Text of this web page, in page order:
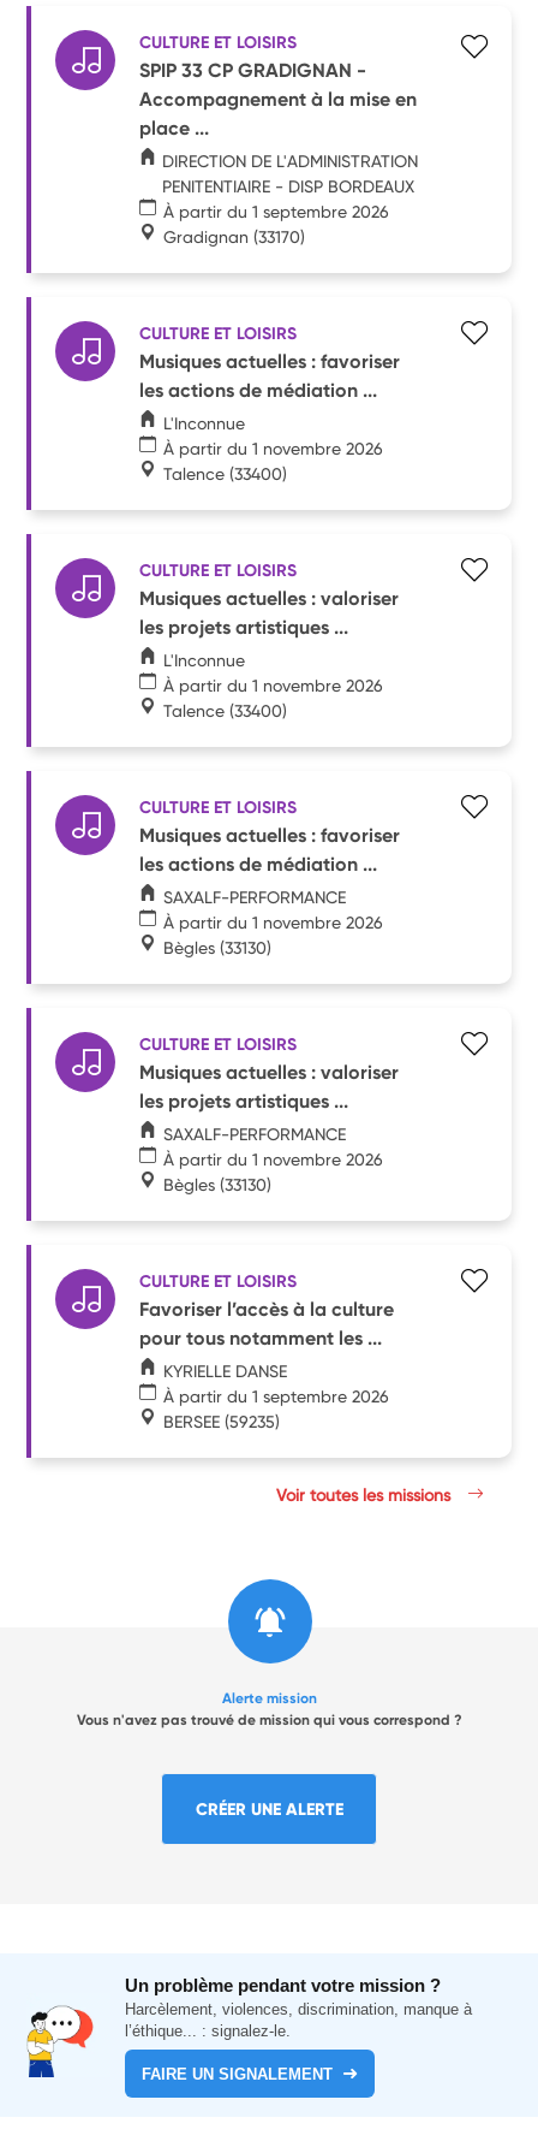
CULTURE ET LOISIRS
SPIP 33 CP GRADIGNAN -
Accompagnement à la mise en
place ...
DIRECTION DE L'ADMINISTRATION
PENITENTIAIRE - DISP BORDEAUX
À partir du 1 septembre 2026
Gradignan (33170)
CULTURE ET LOISIRS
Musiques actuelles : favoriser
les actions de médiation ...
L'Inconnue
À partir du 1 novembre 2026
Talence (33400)
CULTURE ET LOISIRS
Musiques actuelles : valoriser
les projets artistiques ...
L'Inconnue
À partir du 1 novembre 2026
Talence (33400)
CULTURE ET LOISIRS
Musiques actuelles : favoriser
les actions de médiation ...
SAXALF-PERFORMANCE
À partir du 1 novembre 2026
Bègles (33130)
CULTURE ET LOISIRS
Musiques actuelles : valoriser
les projets artistiques ...
SAXALF-PERFORMANCE
À partir du 1 novembre 2026
Bègles (33130)
CULTURE ET LOISIRS
Favoriser l’accès à la culture
pour tous notamment les ...
KYRIELLE DANSE
À partir du 1 septembre 2026
BERSEE (59235)
Voir toutes les missions
Alerte mission
Vous n'avez pas trouvé de mission qui vous correspond ?
CRÉER UNE ALERTE
Un problème pendant votre mission ?
Harcèlement, violences, discrimination, manque à
l’éthique... : signalez-le.
FAIRE UN SIGNALEMENT